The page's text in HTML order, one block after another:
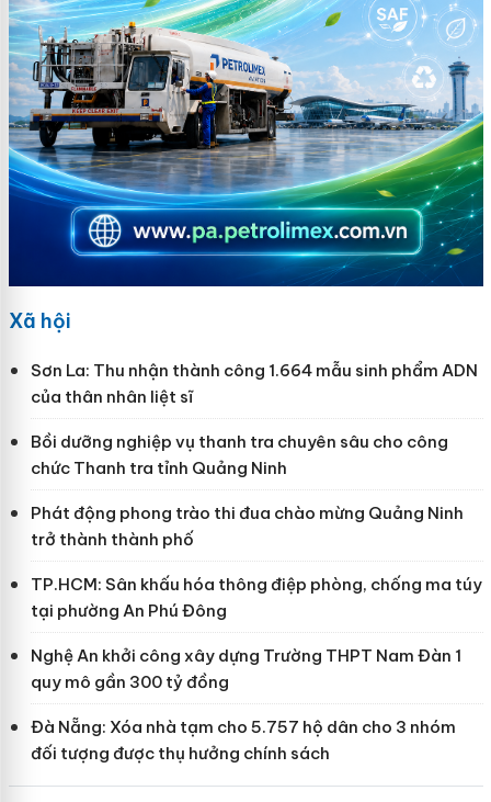
Xã hội
Sơn La: Thu nhận thành công 1.664 mẫu sinh phẩm ADN
của thân nhân liệt sĩ
Bồi dưỡng nghiệp vụ thanh tra chuyên sâu cho công
chức Thanh tra tỉnh Quảng Ninh
Phát động phong trào thi đua chào mừng Quảng Ninh
trở thành thành phố
TP.HCM: Sân khấu hóa thông điệp phòng, chống ma túy
tại phường An Phú Đông
Nghệ An khởi công xây dựng Trường THPT Nam Đàn 1
quy mô gần 300 tỷ đồng
Đà Nẵng: Xóa nhà tạm cho 5.757 hộ dân cho 3 nhóm
đối tượng được thụ hưởng chính sách